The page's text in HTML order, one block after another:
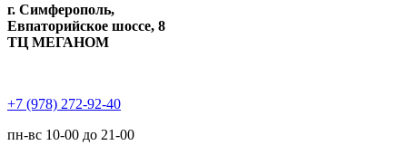
г. Симферополь,
Евпаторийское шоссе, 8
ТЦ МЕГАНОМ
+7 (978) 272-92-40
пн-вс 10-00 до 21-00